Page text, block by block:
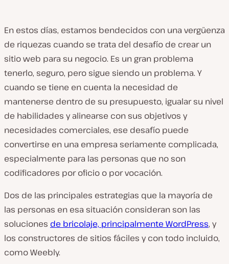
En estos días, estamos bendecidos con una vergüenza
de riquezas cuando se trata del desafío de crear un
sitio web para su negocio. Es un gran problema
tenerlo, seguro, pero sigue siendo un problema. Y
cuando se tiene en cuenta la necesidad de
mantenerse dentro de su presupuesto, igualar su nivel
de habilidades y alinearse con sus objetivos y
necesidades comerciales, ese desafío puede
convertirse en una empresa seriamente complicada,
especialmente para las personas que no son
codificadores por oficio o por vocación.
Dos de las principales estrategias que la mayoría de
las personas en esa situación consideran son las
soluciones de bricolaje, principalmente WordPress, y
los constructores de sitios fáciles y con todo incluido,
como Weebly.